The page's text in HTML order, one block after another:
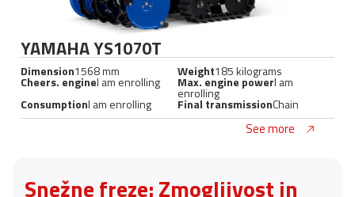
YAMAHA YS1070T
Dimension1568 mm Weight185 kilograms
Cheers. engineI am enrolling Max. engine powerI am
enrolling
ConsumptionI am enrolling Final transmissionChain
See more
Snežne freze: Zmogljivost in